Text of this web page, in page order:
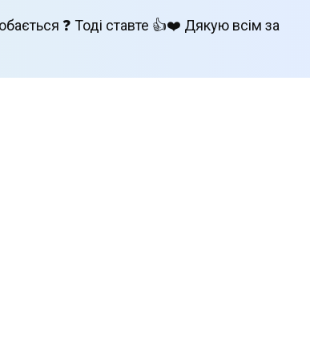
❓ Тоді ставте 👍❤️ Дякую всім за